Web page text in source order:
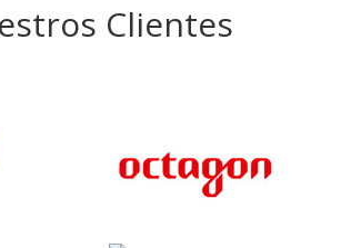
Clientes